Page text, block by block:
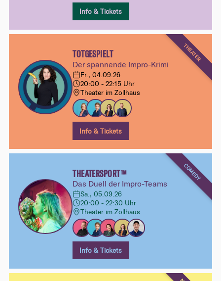
Info & Tickets
THEATER
TOTGESPIELT
Der spannende Impro-Krimi
Fr., 04.09.26
20:00 - 22:15 Uhr
Theater im Zollhaus
Info & Tickets
COMEDY
THEATERSPORT™
Das Duell der Impro-Teams
Sa., 05.09.26
20:00 - 22:30 Uhr
Theater im Zollhaus
Info & Tickets